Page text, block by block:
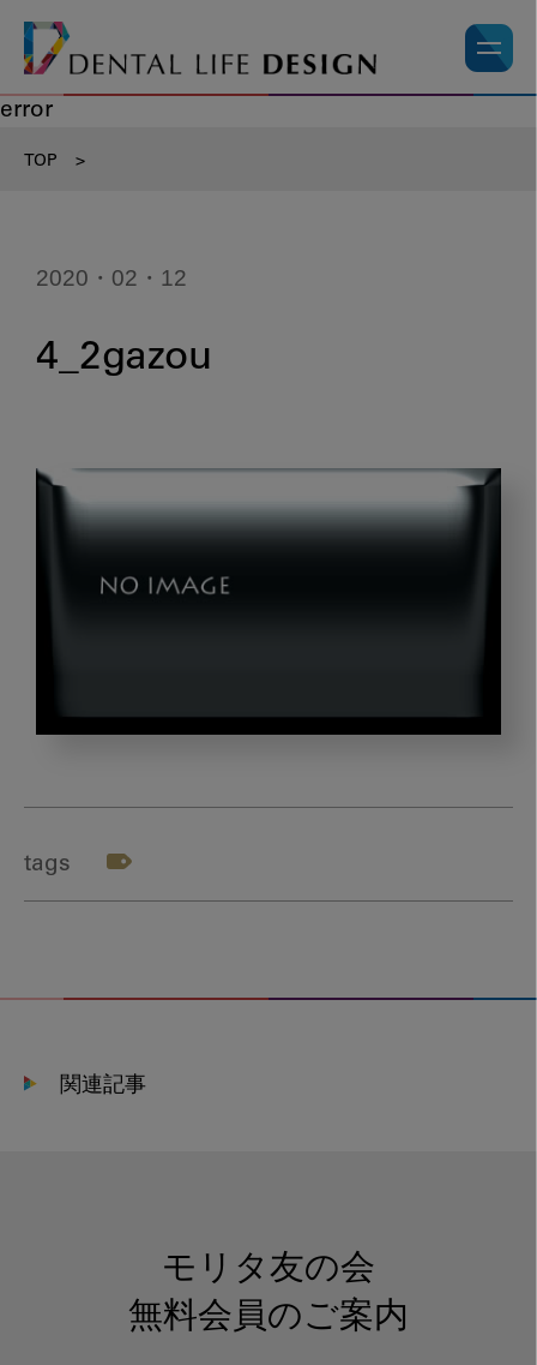
error
TOP >
2020・02・12
4_2gazou
tags
関連記事
モリタ友の会
無料会員のご案内